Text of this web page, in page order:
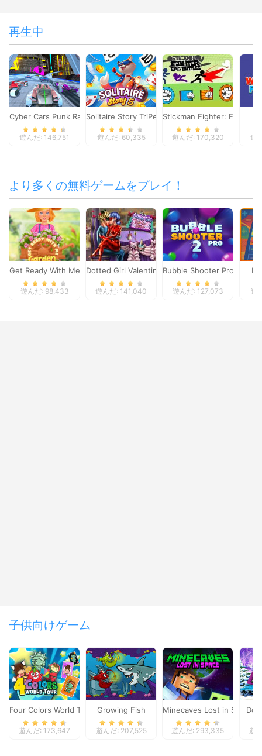
再生中
Cyber Cars Punk Racing
遊んだ: 146,751
Solitaire Story TriPeaks 5
遊んだ: 60,335
Stickman Fighter: Epic
遊んだ: 170,320 遊
より多くの無料ゲームをプレイ！
Get Ready With Me Garden Decoration
遊んだ: 98,433
Dotted Girl Valentine Dinner
遊んだ: 141,040
Bubble Shooter Pro 2
遊んだ: 127,073 遊
子供向けゲーム
Four Colors World Tour
遊んだ: 173,647
Growing Fish
遊んだ: 207,525
Minecaves Lost in Space
遊んだ: 293,335 遊